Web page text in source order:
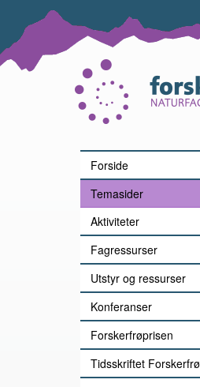
forsiden
Forside
Temasider
Aktiviteter
Fagressurser
Utstyr og ressurser
Konferanser
Forskerfrøprisen
Tidsskriftet Forskerfrø